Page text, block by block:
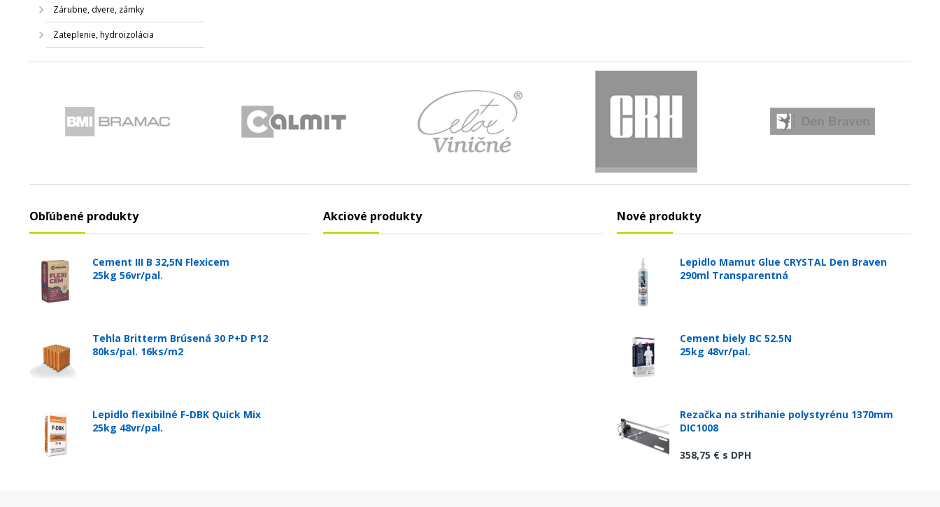
Zárubne, dvere, zámky
Zateplenie, hydroizolácia
Obľúbené produkty
Cement III B 32,5N Flexicem
25kg 56vr/pal.
Tehla Britterm Brúsená 30 P+D P12
80ks/pal. 16ks/m2
Lepidlo flexibilné F-DBK Quick Mix
25kg 48vr/pal.
Akciové produkty Nové produkty
Lepidlo Mamut Glue CRYSTAL Den Braven
290ml Transparentná
Cement biely BC 52.5N
25kg 48vr/pal.
Rezačka na strihanie polystyrénu 1370mm
DIC1008
358,75 € s DPH